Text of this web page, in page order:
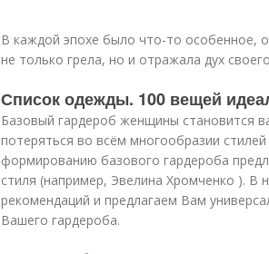
В каждой эпохе было что-то особенное,
не только грела, но и отражала дух
Список одежды. 100 вещей
Базовый гардероб женщины становится
потеряться во всём многообразии
формированию базового гардероба
стиля (например, Эвелина Хромченко ).
рекомендаций и предлагаем Вам
Вашего гардероба.